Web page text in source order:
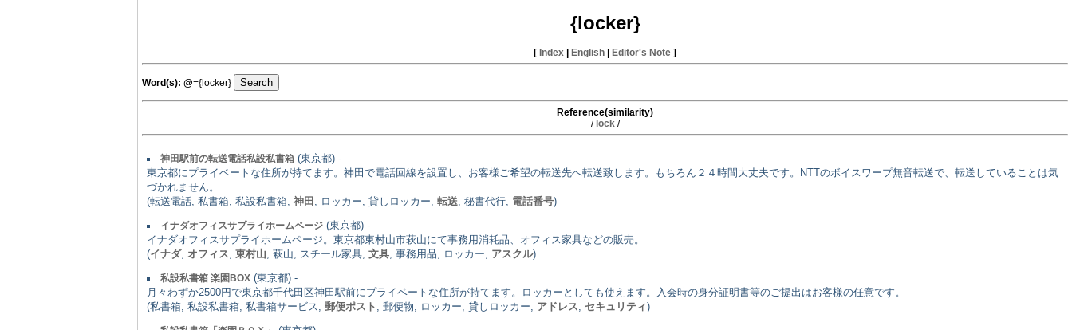
{locker}
[ Index | English | Editor's Note ]
Word(s): @={locker}
Reference(similarity)
/lock/
神田駅前の転送電話私設私書箱 (東京都) -
東京都にプライベートな住所が持てます。神田で電話回線を設置し、お客様ご希望の転送先へ転送致します。もちろん２４時間大丈夫です。NTTのボイスワープ無音転送で、転送していることは気
づかれません。
(転送電話, 私書箱, 私設私書箱, 神田 , ロッカー, 貸しロッカー, 転送 , 秘書代行, 電話番号)
イナダオフィスサプライホームページ (東京都) -
イナダオフィスサプライホームページ。東京都東村山市萩山にて事務用消耗品、オフィス家具などの販売。
(イナダ, オフィス 東村山 , 萩山, スチール家具, 文具 , 事務用品, ロッカー, アスクル)
私設私書箱 楽園BOX (東京都) -
月々わずか2500円で東京都千代田区神田駅前にプライベートな住所が持てます。ロッカーとしても使えます。入会時の身分証明書等のご提出はお客様の任意です。
(私書箱, 私設私書箱, 私書箱サービス, 郵便ポスト , 郵便物, ロッカー, 貸しロッカー, アドレス セキュリティ)